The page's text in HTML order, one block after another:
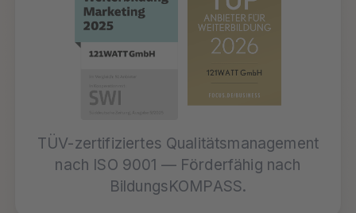
TÜV-zertifiziertes Qualitätsmanagement
nach ISO 9001 — Förderfähig nach
BildungsKOMPASS.